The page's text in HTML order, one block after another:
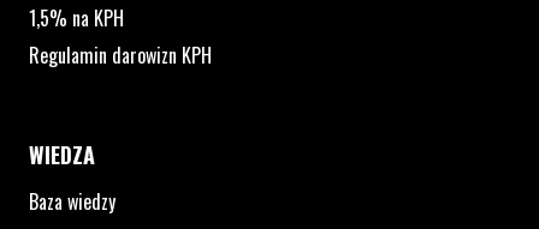
1,5% na KPH
Regulamin darowizn KPH
WIEDZA
Baza wiedzy